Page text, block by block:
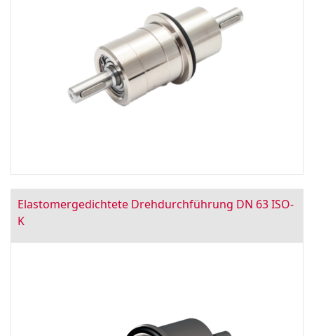
Elastomergedichtete Drehdurchführung DN 63 ISO-
K